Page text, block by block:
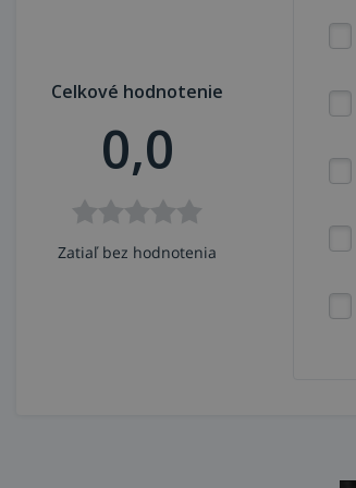
Celkové hodnotenie
0,0
Zatiaľ bez hodnotenia